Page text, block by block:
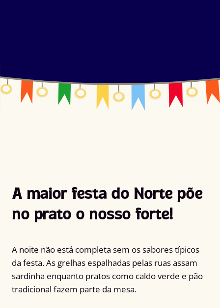
A maior festa do Norte põe
no prato o nosso forte!
A noite não está completa sem os sabores típicos
da festa. As grelhas espalhadas pelas ruas assam
sardinha enquanto pratos como caldo verde e pão
tradicional fazem parte da mesa.